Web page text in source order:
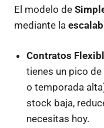
El modelo de
mediante la
Contratos
tienes un pico
o temporada
stock baja,
necesitas hoy.